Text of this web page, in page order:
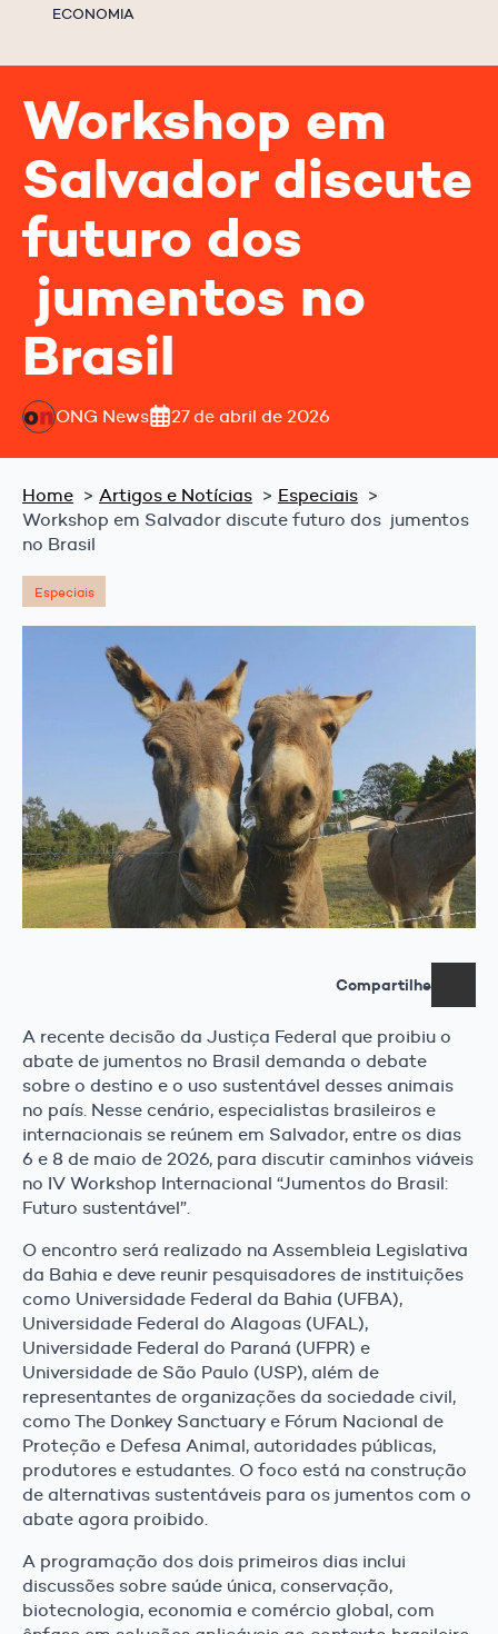
ECONOMIA
Workshop em
Salvador discute
futuro dos
jumentos no
Brasil
ONG News 27 de abril de 2026
Home Artigos e Notícias
Especiais
Workshop em Salvador discute futuro dos jumentos
no Brasil
Especiais
Compartilhe
A recente decisão da Justiça Federal que proibiu o
abate de jumentos no Brasil demanda o debate
sobre o destino e o uso sustentável desses animais
no país. Nesse cenário, especialistas brasileiros e
internacionais se reúnem em Salvador, entre os dias
6 e 8 de maio de 2026, para discutir caminhos viáveis
no IV Workshop Internacional “Jumentos do Brasil:
Futuro sustentável”.
O encontro será realizado na Assembleia Legislativa
da Bahia e deve reunir pesquisadores de instituições
como Universidade Federal da Bahia (UFBA),
Universidade Federal do Alagoas (UFAL),
Universidade Federal do Paraná (UFPR) e
Universidade de São Paulo (USP), além de
representantes de organizações da sociedade civil,
como The Donkey Sanctuary e Fórum Nacional de
Proteção e Defesa Animal, autoridades públicas,
produtores e estudantes. O foco está na construção
de alternativas sustentáveis para os jumentos com o
abate agora proibido.
A programação dos dois primeiros dias inclui
discussões sobre saúde única, conservação,
biotecnologia, economia e comércio global, com